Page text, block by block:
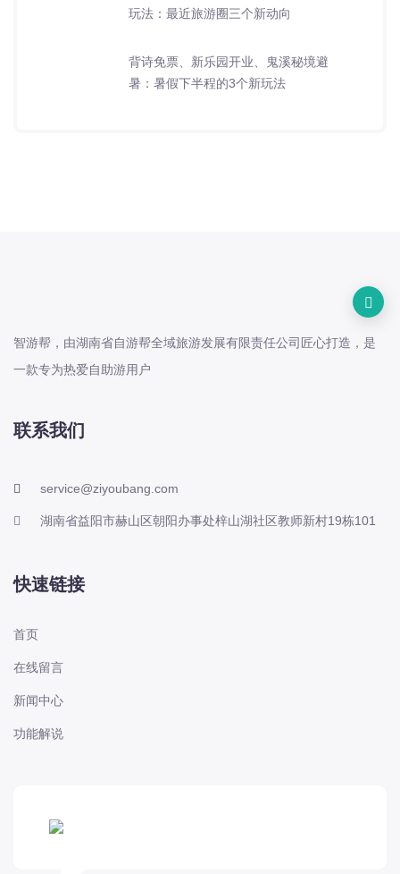
玩法：最近旅游圈三个新动向
背诗免票、新乐园开业、鬼溪秘境避
暑：暑假下半程的3个新玩法
智游帮，由湖南省自游帮全域旅游发展有限责任公司匠心打造，是
一款专为热爱自助游用户
联系我们
service@ziyoubang.com
湖南省益阳市赫山区朝阳办事处梓山湖社区教师新村19栋101
快速链接
首页
在线留言
新闻中心
功能解说